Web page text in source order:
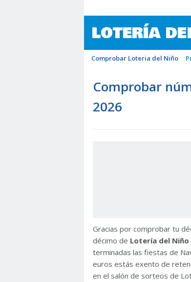
LOTERÍA
Comprobar Loteria del Niño
Comprobar
2026
Gracias por comprobar tu
décimo de Lotería del Niño
terminadas las fiestas de
euros estás exento de
en el salón de sorteos de